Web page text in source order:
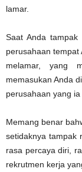
lamar.
Saat Anda
perusahaan tempat
melamar, yang
memasukan Anda
perusahaan yang ia
Memang benar
setidaknya tampak
rasa percaya diri,
rekrutmen kerja